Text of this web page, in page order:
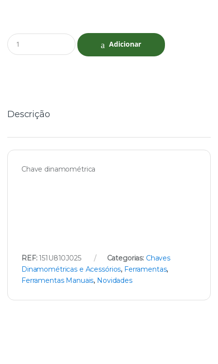
Q
u
Adicionar
Descrição
Chave dinamométrica
REF:151U810J025 Categorias: Chaves
Dinamométricas e Acessórios, Ferramentas,
Ferramentas Manuais, Novidades